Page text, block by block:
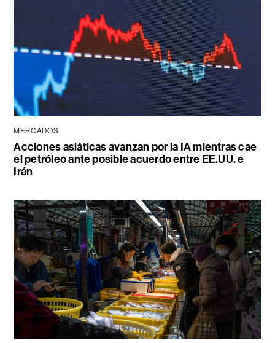
MERCADOS
Acciones asiáticas avanzan por la IA mientras cae
el petróleo ante posible acuerdo entre EE.UU. e
Irán